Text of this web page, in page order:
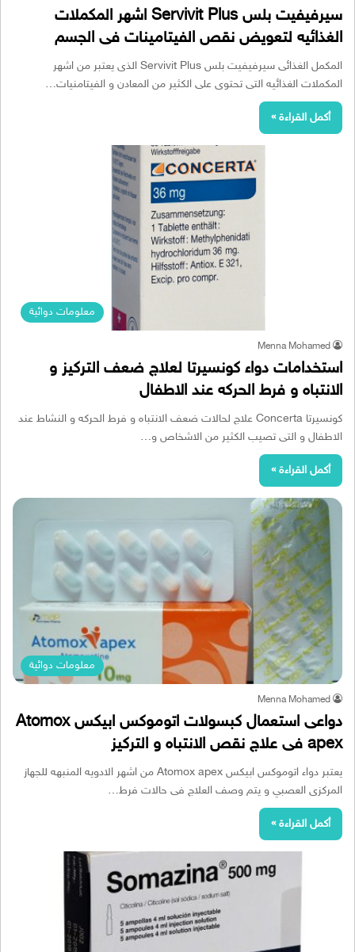
سيرفيفيت بلس Servivit Plus اشهر المكملات
الغذائيه لتعويض نقص الفيتامينات فى الجسم
المكمل الغذائى سيرفيفيت بلس Servivit Plus الذى يعتبر من اشهر
المكملات الغذائيه التى تحتوى على الكثير من المعادن و الفيتامنيات…
أكمل القراءة »
معلومات دوائية
Menna Mohamed
استخدامات دواء كونسيرتا لعلاج ضعف التركيز و
الانتباه و فرط الحركه عند الاطفال
كونسيرتا Concerta علاج لحالات ضعف الانتباه و فرط الحركه و النشاط عند
الاطفال و التى تصيب الكثير من الاشخاص و…
أكمل القراءة »
معلومات دوائية
Menna Mohamed
دواعى استعمال كبسولات اتوموكس ابيكس Atomox
apex فى علاج نقص الانتباه و التركيز
يعتبر دواء اتوموكس ابيكس Atomox apex من اشهر الادويه المنبهه للجهاز
المركزى العصبي و يتم وصف العلاج فى حالات فرط…
أكمل القراءة »